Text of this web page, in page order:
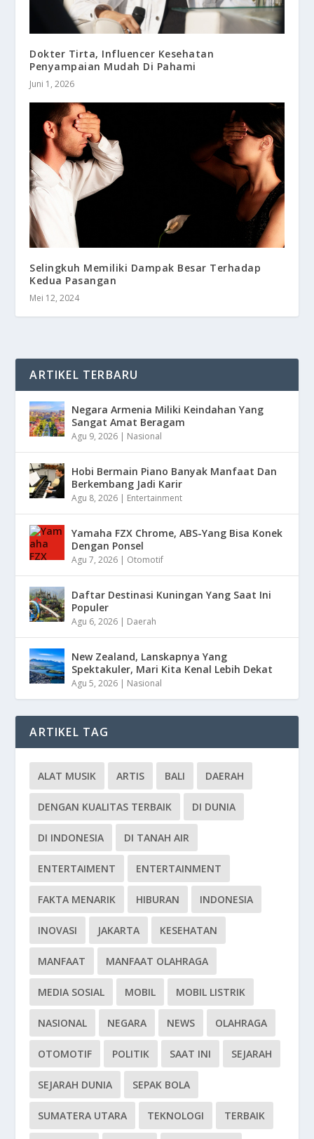
Dokter Tirta, Influencer Kesehatan
Penyampaian Mudah Di Pahami
Juni 1, 2026
Selingkuh Memiliki Dampak Besar Terhadap
Kedua Pasangan
Mei 12, 2024
ARTIKEL TERBARU
Negara Armenia Miliki Keindahan Yang
Sangat Amat Beragam
Agu 9, 2026 | Nasional
Hobi Bermain Piano Banyak Manfaat Dan
Berkembang Jadi Karir
Agu 8, 2026 | Entertainment
Yamaha FZX Chrome, ABS-Yang Bisa Konek
Dengan Ponsel
Agu 7, 2026 | Otomotif
Daftar Destinasi Kuningan Yang Saat Ini
Populer
Agu 6, 2026 | Daerah
New Zealand, Lanskapnya Yang
Spektakuler, Mari Kita Kenal Lebih Dekat
Agu 5, 2026 | Nasional
ARTIKEL TAG
ALAT MUSIK ARTIS BALI DAERAH
DENGAN KUALITAS TERBAIK DI DUNIA
DI INDONESIA DI TANAH AIR
ENTERTAIMENT ENTERTAINMENT
FAKTA MENARIK HIBURAN INDONESIA
INOVASI JAKARTA KESEHATAN
MANFAAT MANFAAT OLAHRAGA
MEDIA SOSIAL MOBIL MOBIL LISTRIK
NASIONAL NEGARA NEWS OLAHRAGA
OTOMOTIF POLITIK SAAT INI SEJARAH
SEJARAH DUNIA SEPAK BOLA
SUMATERA UTARA TEKNOLOGI TERBAIK